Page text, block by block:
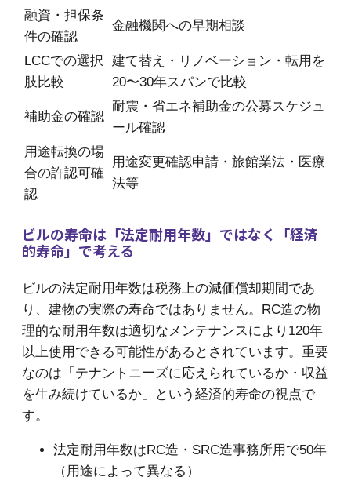
融資・担保条
件の確認
金融機関への早期相談
LCCでの選択
肢比較
建て替え・リノベーション・転用を
20〜30年スパンで比較
補助金の確認
耐震・省エネ補助金の公募スケジュ
ール確認
用途転換の場
合の許認可確
認
用途変更確認申請・旅館業法・医療
法等
ビルの寿命は「法定耐用年数」ではなく「経済
的寿命」で考える
ビルの法定耐用年数は税務上の減価償却期間であ
り、建物の実際の寿命ではありません。RC造の物
理的な耐用年数は適切なメンテナンスにより120年
以上使用できる可能性があるとされています。重要
なのは「テナントニーズに応えられているか・収益
を生み続けているか」という経済的寿命の視点で
す。
法定耐用年数はRC造・SRC造事務所用で50年
（用途によって異なる）